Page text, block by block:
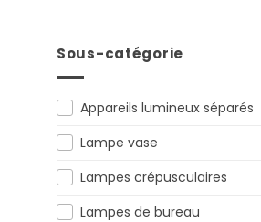
Sous-catégorie
Appareils lumineux séparés
Lampe vase
Lampes crépusculaires
Lampes de bureau